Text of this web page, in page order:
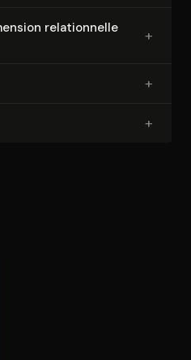
re­la­tion­nelle
+
+
+